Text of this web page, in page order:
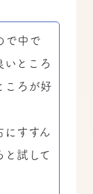
で中で
いところ
ころが好
にすすん
と試して